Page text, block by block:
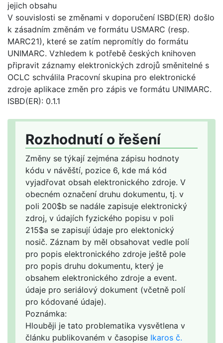
jejich obsahu
V souvislosti se změnami v doporučení ISBD(ER) došlo
k zásadním změnám ve formátu USMARC (resp.
MARC21), které se zatím nepromítly do formátu
UNIMARC. Vzhledem k potřebě českých knihoven
připravit záznamy elektronických zdrojů směnitelné s
OCLC schválila Pracovní skupina pro elektronické
zdroje aplikace změn pro zápis ve formátu UNIMARC.
ISBD(ER): 0.1.1
Rozhodnutí o řešení
Změny se týkají zejména zápisu hodnoty
kódu v návěští, pozice 6, kde má kód
vyjadřovat obsah elektronického zdroje. V
obecném označení druhu dokumentu, tj. v
poli 200$b se nadále zapisuje elektronický
zdroj, v údajích fyzického popisu v poli
215$a se zapisují údaje pro elektonický
nosič. Záznam by měl obsahovat vedle polí
pro popis elektronického zdroje ještě pole
pro popis druhu dokumentu, který je
obsahem elektronického zdroje a event.
údaje pro seriálový dokument (včetně polí
pro kódované údaje).
Poznámka:
Hlouběji je tato problematika vysvětlena v
článku publikovaném v časopise Ikaros č.